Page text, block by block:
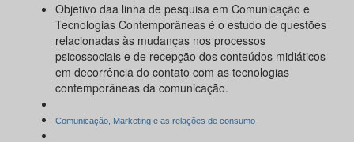
Objetivo daa linha de pesquisa em Comunicação e
Tecnologias Contemporâneas é o estudo de questões
relacionadas às mudanças nos processos
psicossociais e de recepção dos conteúdos midiáticos
em decorrência do contato com as tecnologias
contemporâneas da comunicação.
Comunicação, Marketing e as relações de consumo